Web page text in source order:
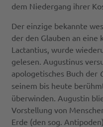
dem Niedergang ihrer
Der einzige bekannte
der den Glauben an eine
Lactantius, wurde
gelesen. Augustinus
apologetisches Buch der
seinem bis heute
überwinden. Augustin
Vorstellung von
Erde (den sog.